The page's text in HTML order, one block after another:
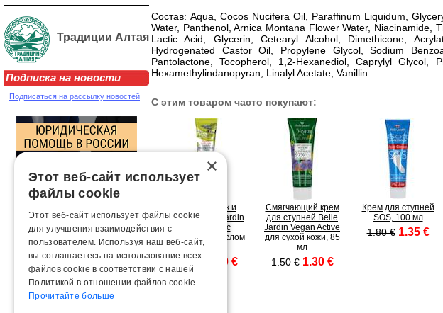
Традиции Алтая
Подписка на новости
Подписаться на рассылку новостей
Состав: Aqua, Cocos Nucifera Oil, Paraffinum Liquidum,
Water, Panthenol, Arnica Montana Flower Water, Niacinamide,
Lactic Acid, Glycerin, Cetearyl Alcohol, Dimethicone,
Hydrogenated Castor Oil, Propylene Glycol, Sodium
Pantolactone, Tocopherol, 1,2-Hexanediol, Caprylyl Glycol,
Hexamethylindanopyran, Linalyl Acetate, Vanillin
С этим товаром часто покупают:
Крем для рук и
ногтей Belle Jardin
защитный с
оливковым маслом
и витами
1.80 € 1.40 €
Смягчающий крем
для ступней Belle
Jardin Vegan Active
для сухой кожи, 85
мл
1.50 € 1.30 €
Крем для ступней
SOS, 100 мл
1.80 € 1.35 €
×
Этот веб-сайт использует
файлы cookie
Этот веб-сайт использует файлы cookie
для улучшения взаимодействия с
пользователем. Используя наш веб-сайт,
вы соглашаетесь на использование всех
файлов cookie в соответствии с нашей
Политикой в ​​отношении файлов cookie.
Прочитайте больше